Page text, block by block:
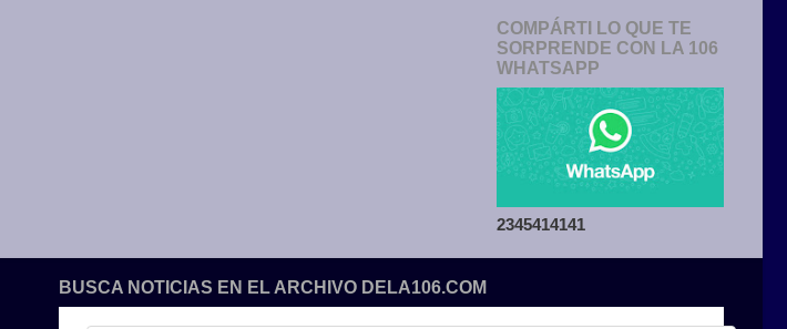
COMPÁRTI LO QUE TE
SORPRENDE CON LA 106
WHATSAPP
2345414141
BUSCA NOTICIAS EN EL ARCHIVO DELA106.COM